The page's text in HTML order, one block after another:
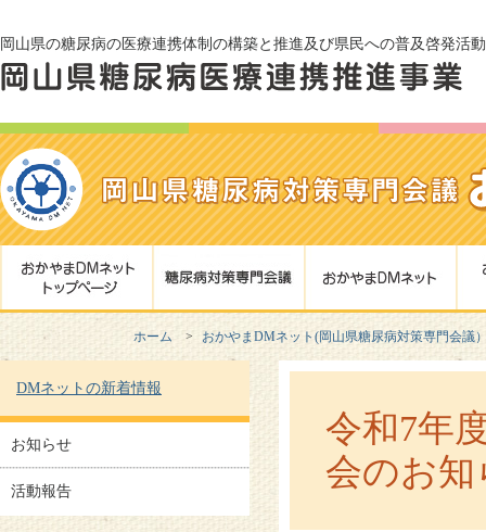
岡山県の糖尿病の医療連携体制の構築と推進及び県民への普及啓発活
ホーム おかやまDMネット(岡山県糖尿病対策専門会議
令和7年
会のお知
DMネットの新着情報
お知らせ
活動報告